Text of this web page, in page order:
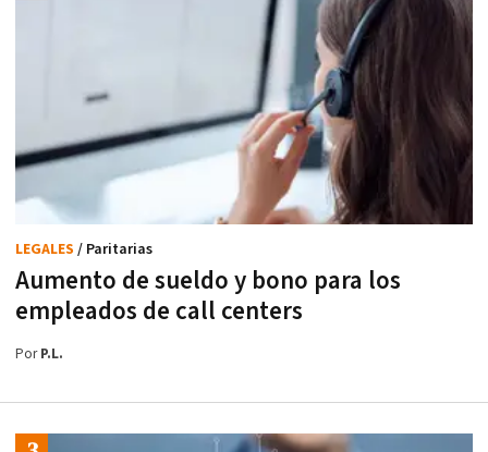
Aumento de sueldo y bono para los
empleados de call centers
LEGALES / Paritarias
PorP.L.